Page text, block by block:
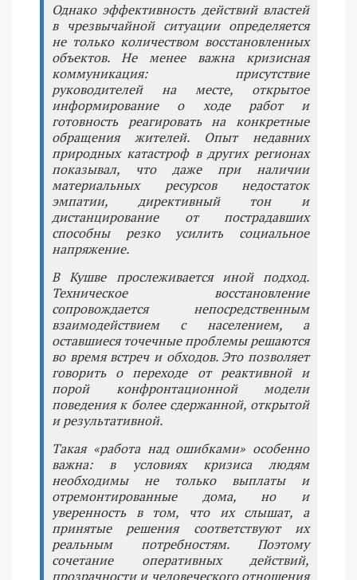
Однако эффективность действий властей
в чрезвычайной ситуации определяется
не только количеством восстановленных
объектов. Не менее важна кризисная
коммуникация: присутствие
руководителей на месте, открытое
информирование о ходе работ и
готовность реагировать на конкретные
обращения жителей. Опыт недавних
природных катастроф в других регионах
показывал, что даже при наличии
материальных ресурсов недостаток
эмпатии, директивный тон и
дистанцирование от пострадавших
способны резко усилить социальное
напряжение.
В Кушве прослеживается иной подход.
Техническое восстановление
сопровождается непосредственным
взаимодействием с населением, а
оставшиеся точечные проблемы решаются
во время встреч и обходов. Это позволяет
говорить о переходе от реактивной и
порой конфронтационной модели
поведения к более сдержанной, открытой
и результативной.
Такая «работа над ошибками» особенно
важна: в условиях кризиса людям
необходимы не только выплаты и
отремонтированные дома, но и
уверенность в том, что их слышат, а
принятые решения соответствуют их
реальным потребностям. Поэтому
сочетание оперативных действий,
прозрачности и человеческого отношения